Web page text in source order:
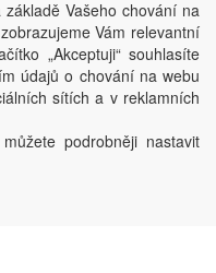
a.s. 2020
Vašeho chování na
Vám relevantní
„Akceptuji“ souhlasíte
údajů o chování na webu
sítích a v reklamních
podrobněji nastavit